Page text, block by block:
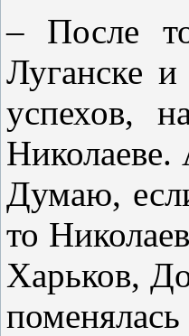
– После
Луганске
успехов,
Думаю,
то
Харьков,